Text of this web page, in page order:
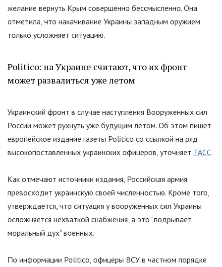
желание вернуть Крым совершенно бессмысленно. Она
отметила, что накачивание Украины западным оружием
только усложняет ситуацию.
Politico: на Украине считают, что их фронт
может развалиться уже летом
Украинский фронт в случае наступления Вооруженных сил
России может рухнуть уже будущим летом. Об этом пишет
европейское издание газеты Politico со ссылкой на ряд
высокопоставленных украинских офицеров, уточняет ТАСС.
Как отмечают источники издания, Российская армия
превосходит украинскую своей численностью. Кроме того,
утверждается, что ситуация у вооруженных сил Украины
осложняется нехваткой снабжения, а это "подрывает
моральный дух"военных.
По информации Politico, офицеры ВСУ в частном порядке